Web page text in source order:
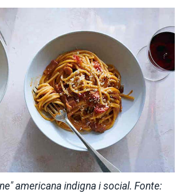
americana indigna i social. Fonte: